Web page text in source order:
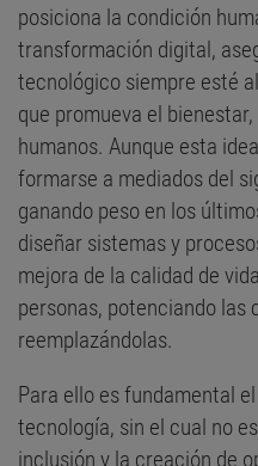
posiciona la condición
transformación digital,
tecnológico siempre esté
que promueva el
humanos. Aunque esta
formarse a mediados del
ganando peso en los
diseñar sistemas y
mejora de la calidad de
personas, potenciando las
reemplazándolas.
Para ello es fundamental
tecnología, sin el cual no
inclusión y la creación de